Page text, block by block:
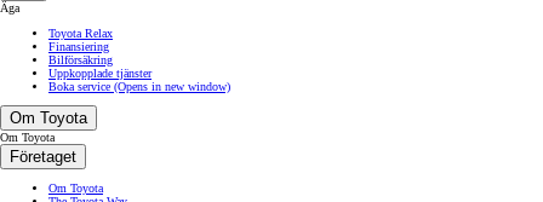
Äga
Toyota Relax
Finansiering
Bilförsäkring
Uppkopplade tjänster
Boka service (Opens in new window)
Om Toyota
Om Toyota
Företaget
Om Toyota